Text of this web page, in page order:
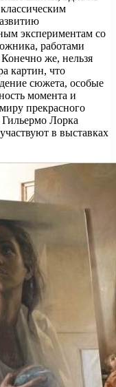
экспериментам со
работами
же, нельзя
картин, что
сюжета, особые
момента и
прекрасного
Лорка
в выставках